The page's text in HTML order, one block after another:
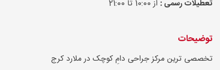
تعطیلات رسمی : از 10:00 تا 21:00
توضیحات
تخصصی ترین مرکز جراحی دامِ کوچک در ملارد کرج